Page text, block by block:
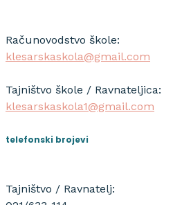
Računovodstvo škole:
klesarskaskola@gmail.com
Tajništvo škole / Ravnateljica:
klesarskaskola1@gmail.com
telefonski brojevi
Tajništvo / Ravnatelj: